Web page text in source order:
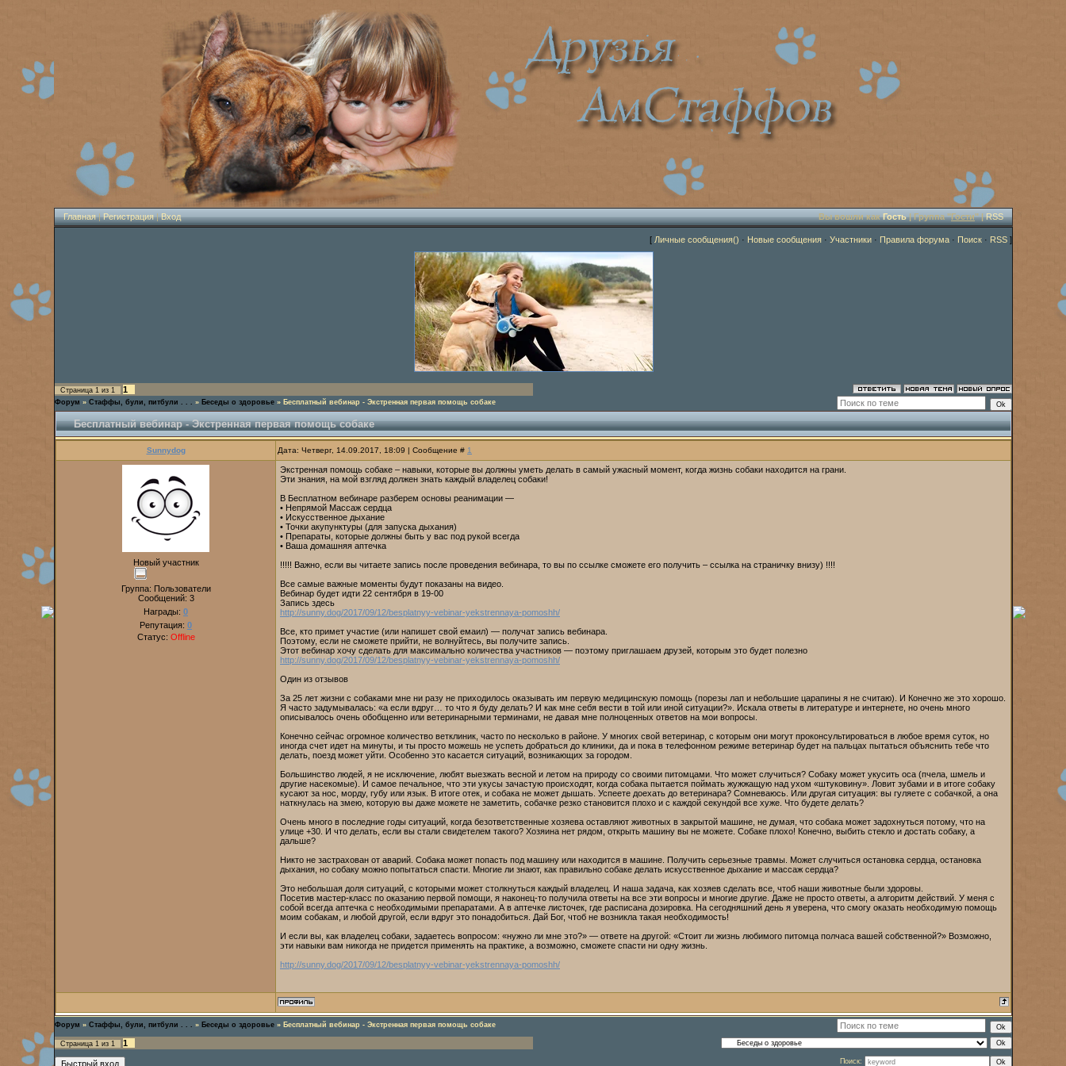
Главная|Регистрация|Вход Вы вошли какГость| Группа "Гости" |RSS
[ Личные сообщения() · Новые сообщения · Участники · Правила форума · Поиск · RSS ]
Страница 1 из 1 1
Форум » Стаффы, були, питбули . . . » Беседы о здоровье » Бесплатный вебинар - Экстренная первая помощь собаке
Бесплатный вебинар - Экстренная первая помощь собаке
Sunnydog Дата: Четверг, 14.09.2017, 18:09 | Сообщение # 1
Новый участник
Группа: Пользователи
Сообщений: 3
Награды: 0
Репутация: 0
Статус: Offline
Экстренная помощь собаке – навыки, которые вы должны уметь делать в самый ужасный момент, когда жизнь собаки находится на грани.
Эти знания, на мой взгляд должен знать каждый владелец собаки!
В Бесплатном вебинаре разберем основы реанимации —
• Непрямой Массаж сердца
• Искусственное дыхание
• Точки акупунктуры (для запуска дыхания)
• Препараты, которые должны быть у вас под рукой всегда
• Ваша домашняя аптечка
!!!!! Важно, если вы читаете запись после проведения вебинара, то вы по ссылке сможете его получить – ссылка на страничку внизу) !!!!
Все самые важные моменты будут показаны на видео.
Вебинар будет идти 22 сентября в 19-00
Запись здесь
http://sunny.dog/2017/09/12/besplatnyy-vebinar-yekstrennaya-pomoshh/
Все, кто примет участие (или напишет свой емаил) — получат запись вебинара.
Поэтому, если не сможете прийти, не волнуйтесь, вы получите запись.
Этот вебинар хочу сделать для максимально количества участников — поэтому приглашаем друзей, которым это будет полезно
http://sunny.dog/2017/09/12/besplatnyy-vebinar-yekstrennaya-pomoshh/
Один из отзывов
За 25 лет жизни с собаками мне ни разу не приходилось оказывать им первую медицинскую помощь (порезы лап и небольшие царапины я не считаю). И Конечно же это хорошо.
Я часто задумывалась: «а если вдруг… то что я буду делать? И как мне себя вести в той или иной ситуации?». Искала ответы в литературе и интернете, но очень много
описывалось очень обобщенно или ветеринарными терминами, не давая мне полноценных ответов на мои вопросы.
Конечно сейчас огромное количество ветклиник, часто по несколько в районе. У многих свой ветеринар, с которым они могут проконсультироваться в любое время суток, но
иногда счет идет на минуты, и ты просто можешь не успеть добраться до клиники, да и пока в телефонном режиме ветеринар будет на пальцах пытаться объяснить тебе что
делать, поезд может уйти. Особенно это касается ситуаций, возникающих за городом.
Большинство людей, я не исключение, любят выезжать весной и летом на природу со своими питомцами. Что может случиться? Собаку может укусить оса (пчела, шмель и
другие насекомые). И самое печальное, что эти укусы зачастую происходят, когда собака пытается поймать жужжащую над ухом «штуковину». Ловит зубами и в итоге собаку
кусают за нос, морду, губу или язык. В итоге отек, и собака не может дышать. Успеете доехать до ветеринара? Сомневаюсь. Или другая ситуация: вы гуляете с собачкой, а она
наткнулась на змею, которую вы даже можете не заметить, собачке резко становится плохо и с каждой секундой все хуже. Что будете делать?
Очень много в последние годы ситуаций, когда безответственные хозяева оставляют животных в закрытой машине, не думая, что собака может задохнуться потому, что на
улице +30. И что делать, если вы стали свидетелем такого? Хозяина нет рядом, открыть машину вы не можете. Собаке плохо! Конечно, выбить стекло и достать собаку, а
дальше?
Никто не застрахован от аварий. Собака может попасть под машину или находится в машине. Получить серьезные травмы. Может случиться остановка сердца, остановка
дыхания, но собаку можно попытаться спасти. Многие ли знают, как правильно собаке делать искусственное дыхание и массаж сердца?
Это небольшая доля ситуаций, с которыми может столкнуться каждый владелец. И наша задача, как хозяев сделать все, чтоб наши животные были здоровы.
Посетив мастер-класс по оказанию первой помощи, я наконец-то получила ответы на все эти вопросы и многие другие. Даже не просто ответы, а алгоритм действий. У меня с
собой всегда аптечка с необходимыми препаратами. А в аптечке листочек, где расписана дозировка. На сегодняшний день я уверена, что смогу оказать необходимую помощь
моим собакам, и любой другой, если вдруг это понадобиться. Дай Бог, чтоб не возникла такая необходимость!
И если вы, как владелец собаки, задаетесь вопросом: «нужно ли мне это?» — ответе на другой: «Стоит ли жизнь любимого питомца полчаса вашей собственной?» Возможно,
эти навыки вам никогда не придется применять на практике, а возможно, сможете спасти ни одну жизнь.
http://sunny.dog/2017/09/12/besplatnyy-vebinar-yekstrennaya-pomoshh/
Форум » Стаффы, були, питбули . . . » Беседы о здоровье » Бесплатный вебинар - Экстренная первая помощь собаке
Страница 1 из 1 1
Поиск: